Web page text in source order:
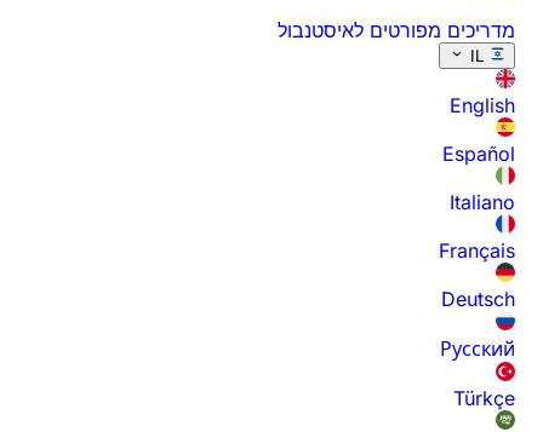
מדריכים מפורטים לאיסטנבול
IL
English
Español
Italiano
Français
Deutsch
Русский
Türkçe